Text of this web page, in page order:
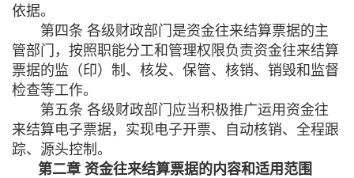
依据。
第四条 各级财政部门是资金往来结算票据的主
管部门，按照职能分工和管理权限负责资金往来结算
票据的监（印）制、核发、保管、核销、销毁和监督
检查等工作。
第五条 各级财政部门应当积极推广运用资金往
来结算电子票据，实现电子开票、自动核销、全程跟
踪、源头控制。
第二章 资金往来结算票据的内容和适用范围